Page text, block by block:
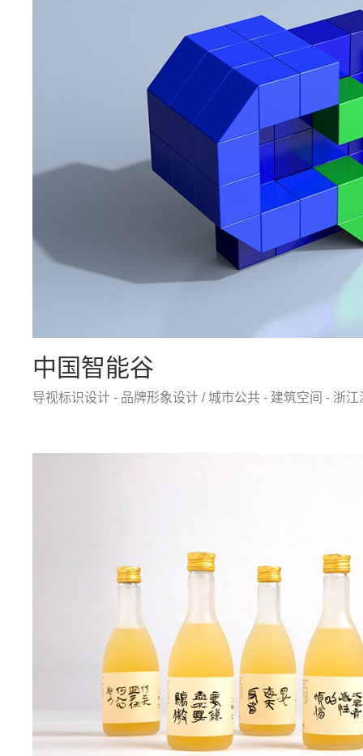
中国智能谷
导视标识设计 - 品牌形象设计 / 城市公共 - 建筑空间 - 浙江